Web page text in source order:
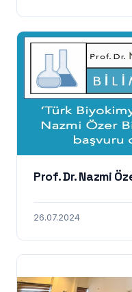
Prof. Dr. Nazmi
26.07.2024